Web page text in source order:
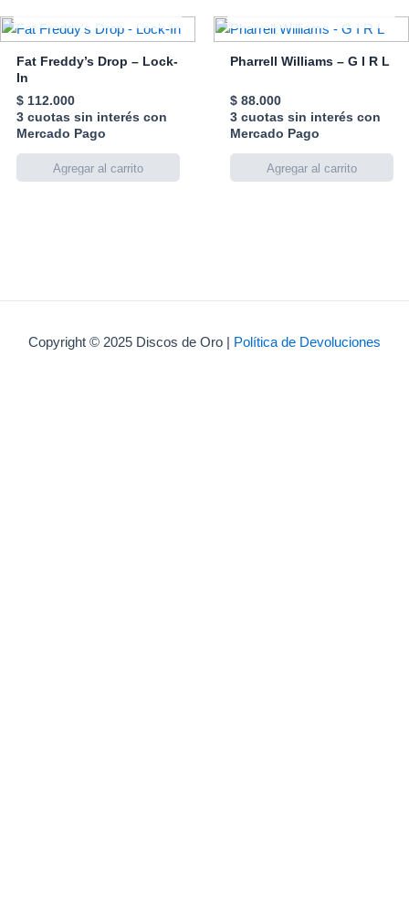
Fat Freddy’s Drop – Lock-
In
$112.000
3 cuotas sin interés con
Mercado Pago
Pharrell Williams – G I R L
$88.000
3 cuotas sin interés con
Mercado Pago
Copyright © 2025 Discos de Oro | Política de Devoluciones